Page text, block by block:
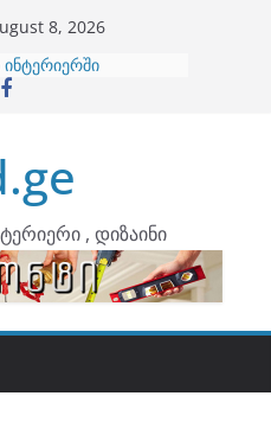
8, 2026
, დიზაინი